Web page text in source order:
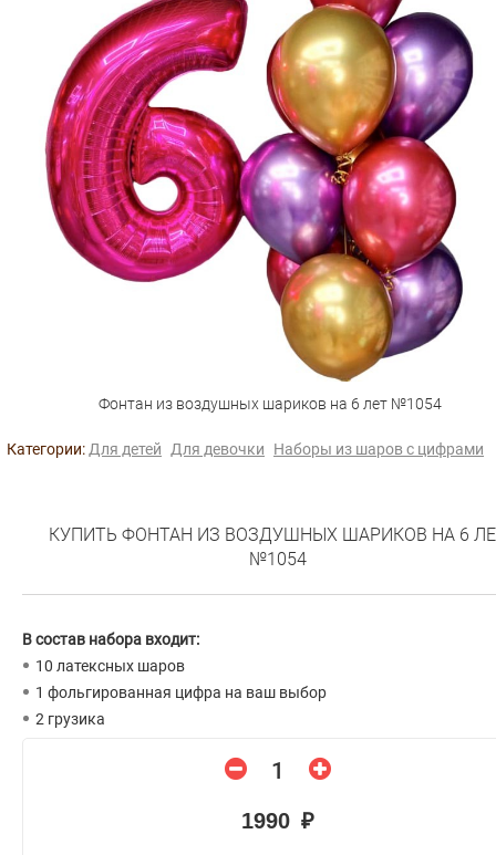
Фонтан из воздушных шариков на 6 лет №1054
Категории: Для детей Для девочки Наборы из шаров с цифрами
КУПИТЬ ФОНТАН ИЗ ВОЗДУШНЫХ ШАРИКОВ НА 6
№1054
В состав набора входит:
10 латексных шаров
1 фольгированная цифра на ваш выбор
2 грузика
1990 ₽